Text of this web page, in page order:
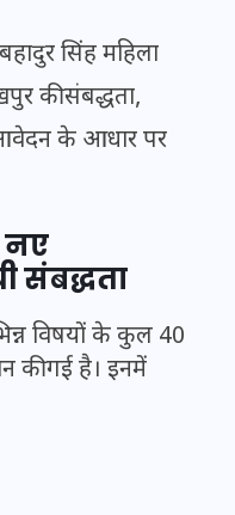
सिंह महिला
की संबद्धता,
आवेदन के आधार पर
नए
संबद्धता
विषयों के कुल 40
की गई है। इनमें